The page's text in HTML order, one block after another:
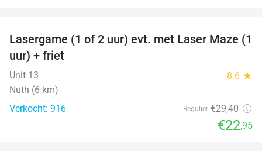
22%
Lasergame (1 of 2 uur) evt. met Laser Maze (1
uur) + friet
Unit 13 8.6 star
Nuth (6 km)
Verkocht: 916
Regulier €29,40
€22,95